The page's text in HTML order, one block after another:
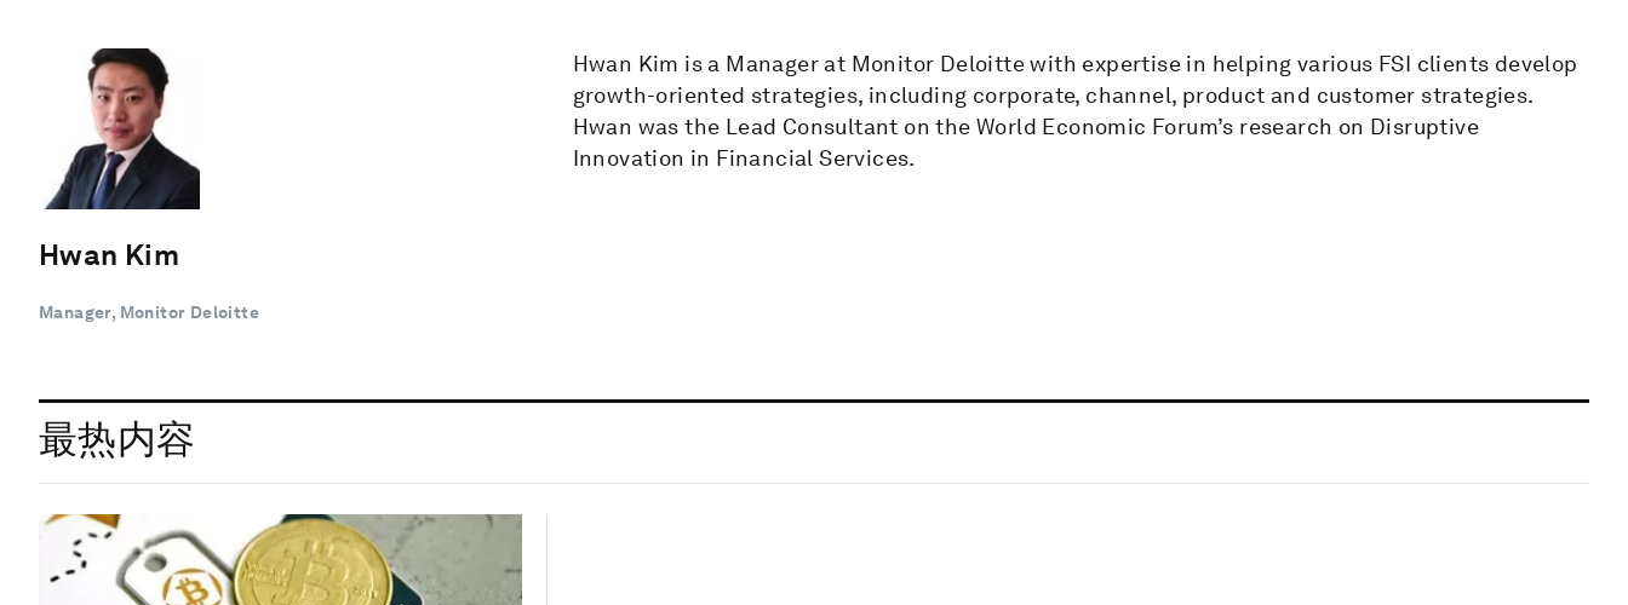
Hwan Kim
Manager, Monitor Deloitte
Hwan Kim is a Manager at Monitor Deloitte with expertise in helping various FSI clients develop
growth-oriented strategies, including corporate, channel, product and customer strategies.
Hwan was the Lead Consultant on the World Economic Forum’s research on Disruptive
Innovation in Financial Services.
最热内容